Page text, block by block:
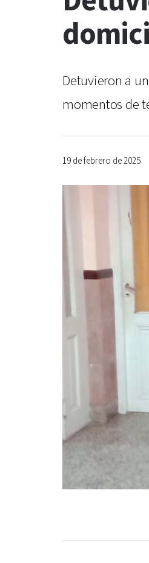
Detuvieron a
momentos de
19 de febrero de 2025